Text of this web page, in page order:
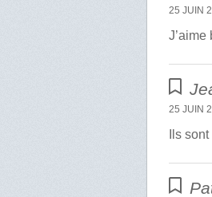
25 JUIN
25 JUIN
Ils